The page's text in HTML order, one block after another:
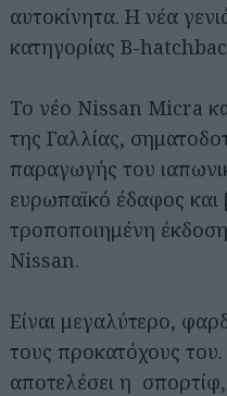
αυτοκίνητα. Η νέα
κατηγορίας Β-
Το νέο Nissan Micra
της Γαλλίας,
παραγωγής του
ευρωπαϊκό έδαφος και
τροποποιημένη
Nissan.
Είναι μεγαλύτερο,
τους προκατόχους του.
αποτελέσει η